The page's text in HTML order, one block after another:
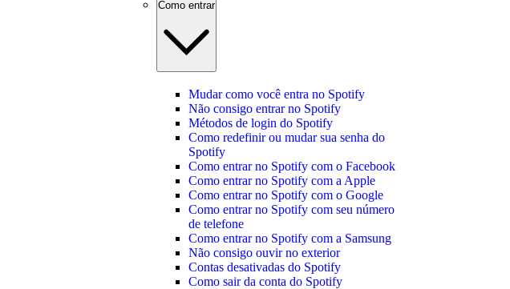
Como entrar
Mudar como você entra no Spotify
Não consigo entrar no Spotify
Métodos de login do Spotify
Como redefinir ou mudar sua senha do
Spotify
Como entrar no Spotify com o Facebook
Como entrar no Spotify com a Apple
Como entrar no Spotify com o Google
Como entrar no Spotify com seu número
de telefone
Como entrar no Spotify com a Samsung
Não consigo ouvir no exterior
Contas desativadas do Spotify
Como sair da conta do Spotify